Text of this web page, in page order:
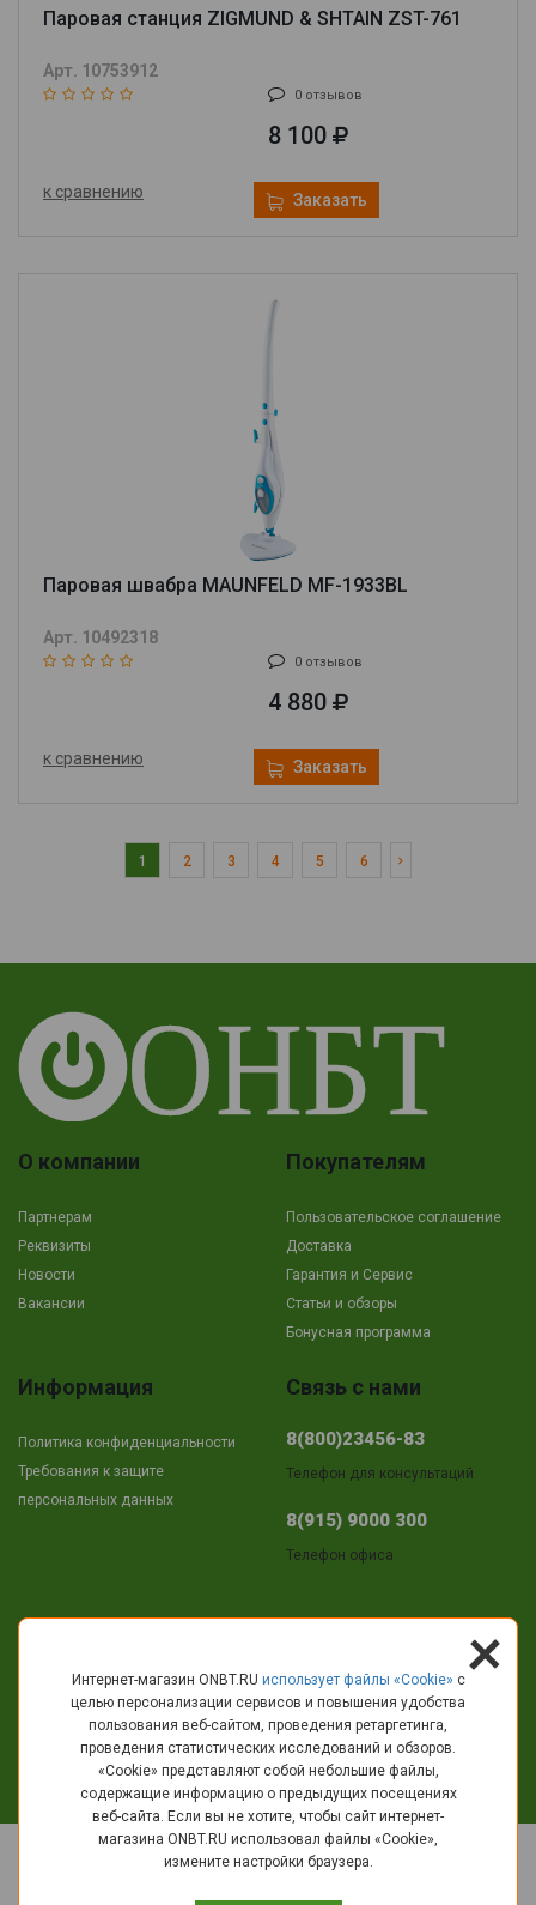
Паровая станция ZIGMUND & SHTAIN ZST-761
Арт. 10753912
0 отзывов
8 100
к сравнению Заказать
Паровая швабра MAUNFELD MF-1933BL
Арт. 10492318
0 отзывов
4 880
к сравнению Заказать
1 2 3 4 5 6
О компании
Партнерам
Реквизиты
Новости
Вакансии
Покупателям
Пользовательское соглашение
Доставка
Гарантия и Сервис
Cтатьи и обзоры
Бонусная программа
Информация
Политика конфиденциальности
Требования к защите
персональных данных
Связь с нами
8(800)23456-83
Телефон для консультаций
8(915) 9000 300
Телефон офиса
г.Кострома
пр-т Текстильщиков, 11
info@onbt.ru
© 2010 - 2026 ОНБT.РУ - Интернет-магазин крупно бытовой техники и
+
Интернет-магазин ONBT.RU использует файлы «Сookie» с
целью персонализации сервисов и повышения удобства
пользования веб-сайтом, проведения ретаргетинга,
проведения статистических исследований и обзоров.
«Cookie» представляют собой небольшие файлы,
содержащие информацию о предыдущих посещениях
веб-сайта. Если вы не хотите, чтобы сайт интернет-
магазина ONBT.RU использовал файлы «Сookie»,
измените настройки браузера.